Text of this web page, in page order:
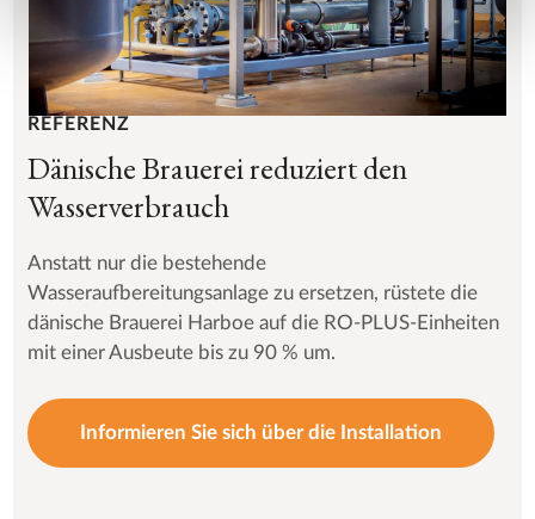
REFERENZ
Dänische Brauerei reduziert den
Wasserverbrauch
Anstatt nur die bestehende
Wasseraufbereitungsanlage zu ersetzen, rüstete die
dänische Brauerei Harboe auf die RO-PLUS-Einheiten
mit einer Ausbeute bis zu 90 % um.
Informieren Sie sich über die Installation